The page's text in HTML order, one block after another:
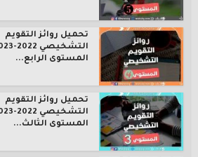
تحميل روائز التقويم
التشخيصي
المستوى الرابع...
تحميل روائز التقويم
التشخيصي
المستوى الثالث...